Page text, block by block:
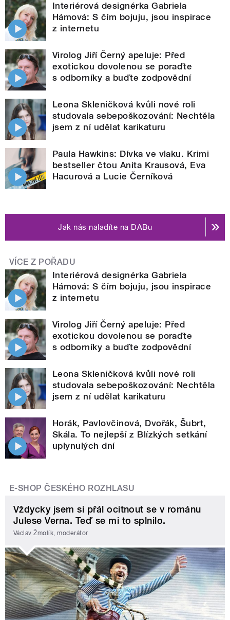
Interiérová designérka Gabriela
Hámová: S čím bojuju, jsou inspirace
z internetu
Virolog Jiří Černý apeluje: Před
exotickou dovolenou se poraďte
s odborníky a buďte zodpovědní
Leona Skleničková kvůli nové roli
studovala sebepoškozování: Nechtěla
jsem z ní udělat karikaturu
Paula Hawkins: Dívka ve vlaku. Krimi
bestseller čtou Anita Krausová, Eva
Hacurová a Lucie Černíková
Jak nás naladíte na DABu
VÍCE Z POŘADU
Interiérová designérka Gabriela
Hámová: S čím bojuju, jsou inspirace
z internetu
Virolog Jiří Černý apeluje: Před
exotickou dovolenou se poraďte
s odborníky a buďte zodpovědní
Leona Skleničková kvůli nové roli
studovala sebepoškozování: Nechtěla
jsem z ní udělat karikaturu
Horák, Pavlovčinová, Dvořák, Šubrt,
Skála. To nejlepší z Blízkých setkání
uplynulých dní
E-SHOP ČESKÉHO ROZHLASU
Vždycky jsem si přál ocitnout se v románu
Julese Verna. Teď se mi to splnilo.
Václav Žmolík, moderátor